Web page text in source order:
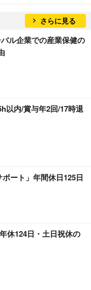
さらに見る
ル企業での産業保健の
以内/賞与年2回/17時退
ート」年間休日125日
休124日・土日祝休の